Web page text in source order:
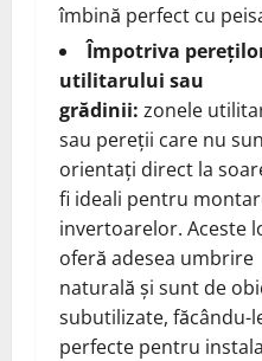
îmbină perfect cu
Împotriva
utilitarului sau
grădinii: zonele
sau pereții care nu
orientați direct la
fi ideali pentru
invertoarelor. Aceste
oferă adesea umbrire
naturală și sunt de
subutilizate, făcându-
perfecte pentru